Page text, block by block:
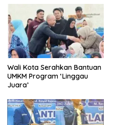
Wali Kota Serahkan Bantuan
UMKM Program ‘Linggau
Juara’